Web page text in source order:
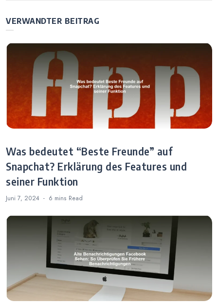
Lösungen
VERWANDTER BEITRAG
Was bedeutet “Beste Freunde” auf
Snapchat? Erklärung des Features und
seiner Funktion
Juni 7, 2024 6 mins Read